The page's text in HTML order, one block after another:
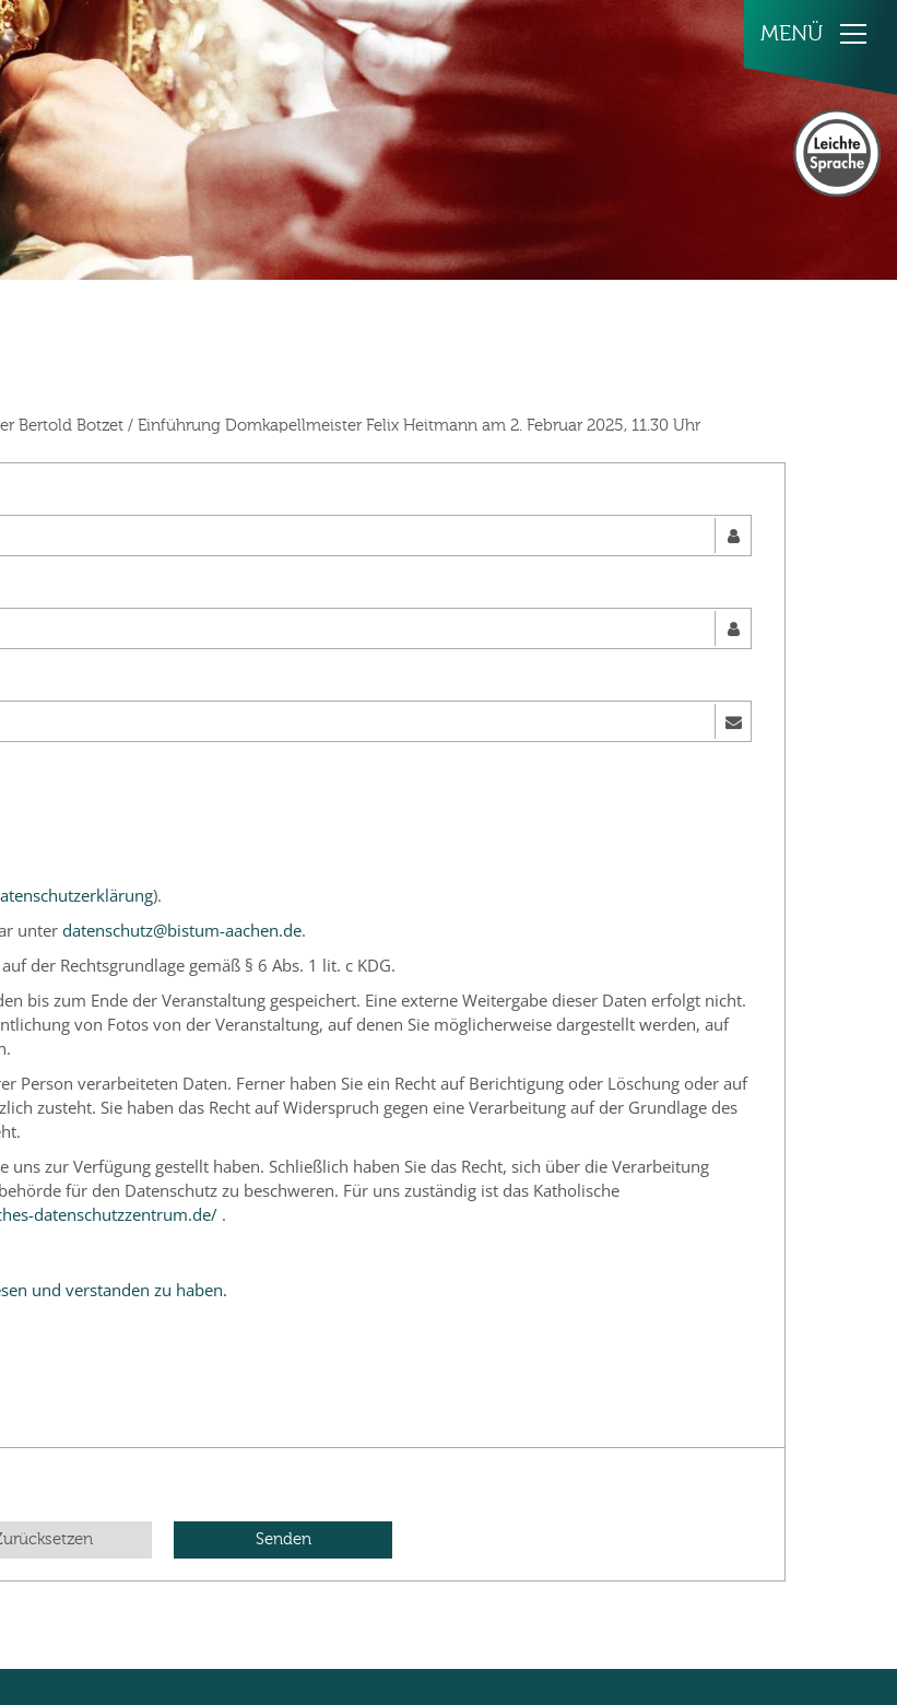
Botzet / Einführung Domkapellmeister Felix Heitmann am 2. Februar 2025, 11.30 Uhr
).
unter datenschutz@bistum-aachen.de.
der Rechtsgrundlage gemäß § 6 Abs. 1 lit. c KDG.
bis zum Ende der Veranstaltung gespeichert. Eine externe Weitergabe dieser Daten erfolgt nicht.
von Fotos von der Veranstaltung, auf denen Sie möglicherweise dargestellt werden, auf
Person verarbeiteten Daten. Ferner haben Sie ein Recht auf Berichtigung oder Löschung oder auf
zusteht. Sie haben das Recht auf Widerspruch gegen eine Verarbeitung auf der Grundlage des
zur Verfügung gestellt haben. Schließlich haben Sie das Recht, sich über die Verarbeitung
für den Datenschutz zu beschweren. Für uns zuständig ist das Katholische
datenschutzzentrum.de/ .
und verstanden zu haben.